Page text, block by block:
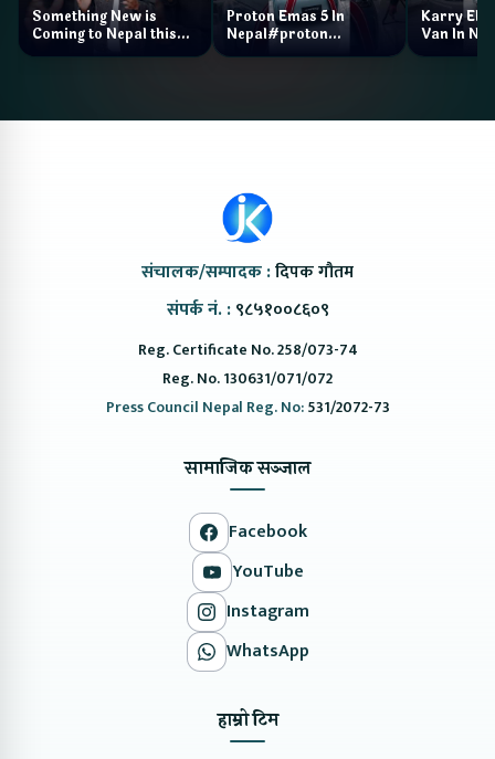
Something New is
Coming to Nepal this
NAIMA Mobility Expo
Proton Emas 5 In
Nepal#proton
Karry
Van In
Bazar II
संचालक/सम्पादक :दिपक गौतम
संपर्क नं. : ९८५१००८६०९
Reg. Certificate No. 258/073-74
Reg. No. 130631/071/072
Press Council Nepal Reg. No:531/2072-73
सामाजिक सञ्जाल
Facebook
YouTube
Instagram
WhatsApp
हाम्रो टिम